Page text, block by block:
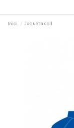
Inici Jaqueta coll